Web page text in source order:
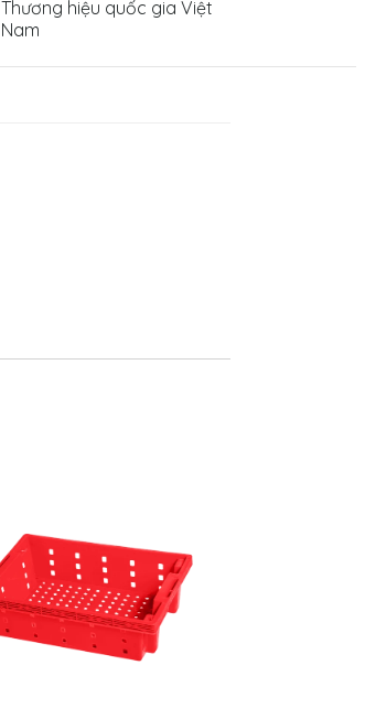
Thương hiệu quốc gia Việt
Nam